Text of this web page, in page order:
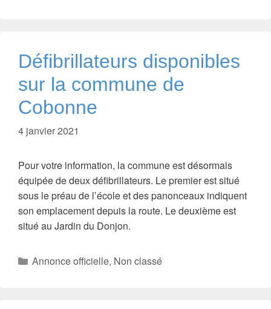
Défibrillateurs disponibles
sur la commune de
Cobonne
4 janvier 2021
Pour votre information, la commune est désormais
équipée de deux défibrillateurs. Le premier est situé
sous le préau de l’école et des panonceaux indiquent
son emplacement depuis la route. Le deuxième est
situé au Jardin du Donjon.
Catégories
Annonce officielle, Non classé